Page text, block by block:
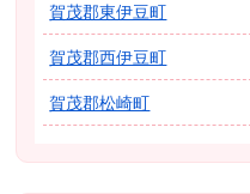
賀茂郡東伊豆町
賀茂郡西伊豆町
賀茂郡松崎町